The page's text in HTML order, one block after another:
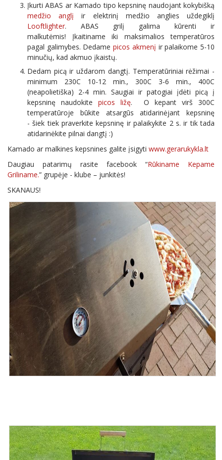
Įkurti ABAS ar Kamado tipo kepsninę naudojant kokybišką
medžio anglį ir elektrinį medžio anglies uždegiklį
Looftlighter. ABAS grilį galima kūrenti ir
malkutėmis! Įkaitiname iki maksimalios temperatūros
pagal galimybes. Dedamepicos akmenį ir palaikome 5-10
minučių, kad akmuo įkaistų.
Dedam picą ir uždarom dangtį. Temperatūriniai rėžimai -
minimum 230C 10-12 min., 300C 3-6 min., 400C
(neapolietiška) 2-4 min. Saugiai ir patogiai įdėti picą į
kepsninę naudokitepicos ližę. O kepant virš 300C
temperatūroje būkite atsargūs atidarinėjant kepsninę
- šiek tiek praverkite kepsninę ir palaikykite 2 s. ir tik tada
atidarinėkite pilnai dangtį :)
Kamado ar malkines kepsnines galite įsigyti www.gerarukykla.lt
Daugiau patarimų rasite facebook “Rūkiname Kepame
Griliname.” grupėje - klube – junkitės!
SKANAUS!